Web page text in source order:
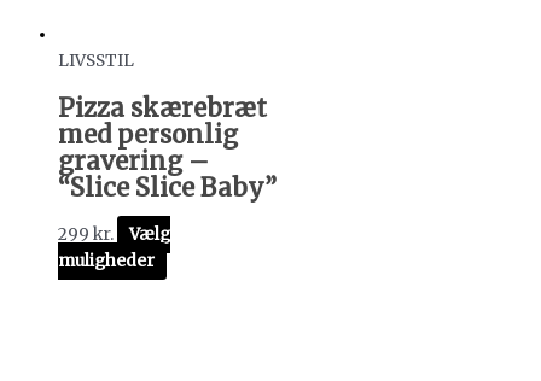
LIVSSTIL
Pizza skærebræt
med personlig
gravering –
“Slice Slice Baby”
299 kr.
Vælg
muligheder